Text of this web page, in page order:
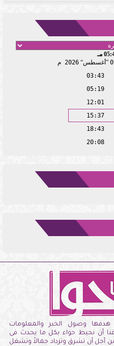
مـ
أغسطس 2026 م
03:43
05:19
12:01
15:37
18:43
20:08
وصول الخبر والمعلومات
أن نحيط حواء بكل ما يحدث فى
أجل أن تشرق وتزداد جمالاً وتشغل